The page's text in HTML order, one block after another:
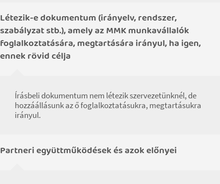
Létezik-e dokumentum (irányelv, rendszer,
szabályzat stb.), amely az MMK munkavállalók
foglalkoztatására, megtartására irányul, ha igen,
ennek rövid célja
Írásbeli dokumentum nem létezik szervezetünknél, de
hozzáállásunk az ő foglalkoztatásukra, megtartásukra
irányul.
Partneri együttműködések és azok előnyei